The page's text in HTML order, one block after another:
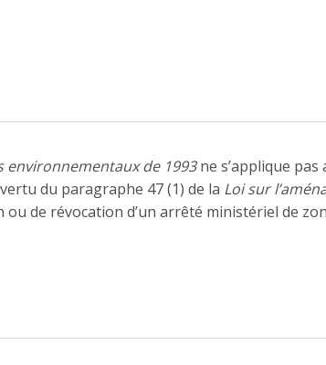
environnementaux de 1993ne s’applique pas
du paragraphe 47 (1) de la Loi sur
de révocation d’un arrêté ministériel de